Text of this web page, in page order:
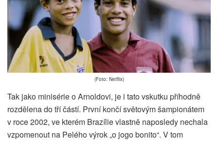
(Foto: Netflix)
Tak jako minisérie o Arnoldovi, je i tato vskutku příhodně
rozdělena do tří částí. První končí světovým šampionátem
v roce 2002, ve kterém Brazílie vlastně naposledy nechala
vzpomenout na Pelého výrok „o jogo bonito“. V tom